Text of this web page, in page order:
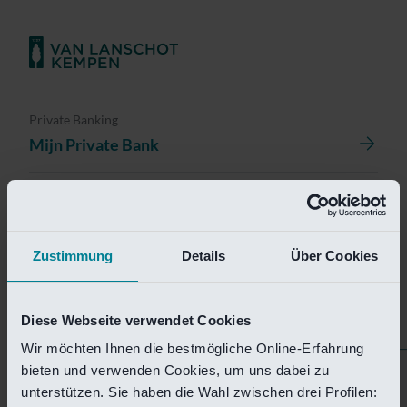
Zustimmung Details Über Cookies
Diese Webseite verwendet Cookies
Wir möchten Ihnen die bestmögliche Online-Erfahrung
bieten und verwenden Cookies, um uns dabei zu
unterstützen. Sie haben die Wahl zwischen drei Profilen:
Private Banking
Mijn Private Bank
Helaas is deze pagina